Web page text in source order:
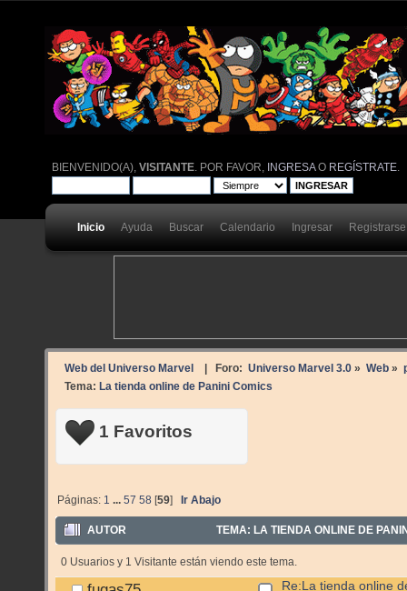
BIENVENIDO(A),VISITANTE . POR FAVOR, INGRESAO REGÍSTRATE
Inicio Ayuda Buscar Calendario Ingresar Registrarse
Web del Universo Marvel | Foro: Universo Marvel 3.0» Web»
Tema: La tienda online de Panini Comics
1 Favoritos
Páginas: 1 ...57 58 [59]Ir Abajo
AUTOR TEMA: LA TIENDA ONLINE DE
0 Usuarios y 1 Visitante están viendo este tema.
Re:La tienda online